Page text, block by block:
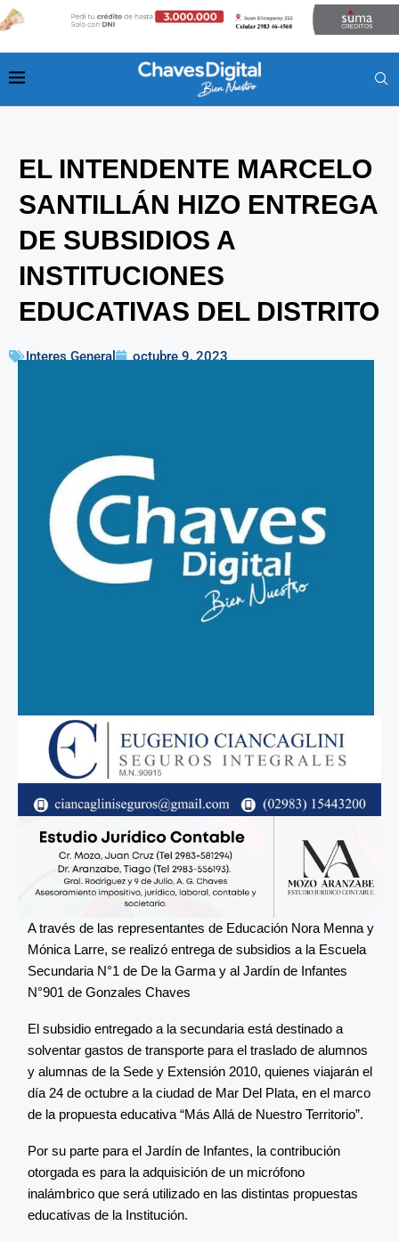
EL INTENDENTE MARCELO
SANTILLÁN HIZO ENTREGA
DE SUBSIDIOS A
INSTITUCIONES
EDUCATIVAS DEL DISTRITO
Interes General octubre 9, 2023
A través de las representantes de Educación Nora Menna y
Mónica Larre, se realizó entrega de subsidios a la Escuela
Secundaria N°1 de De la Garma y al Jardín de Infantes
N°901 de Gonzales Chaves
El subsidio entregado a la secundaria está destinado a
solventar gastos de transporte para el traslado de alumnos
y alumnas de la Sede y Extensión 2010, quienes viajarán el
día 24 de octubre a la ciudad de Mar Del Plata, en el marco
de la propuesta educativa “Más Allá de Nuestro Territorio”.
Por su parte para el Jardín de Infantes, la contribución
otorgada es para la adquisición de un micrófono
inalámbrico que será utilizado en las distintas propuestas
educativas de la Institución.